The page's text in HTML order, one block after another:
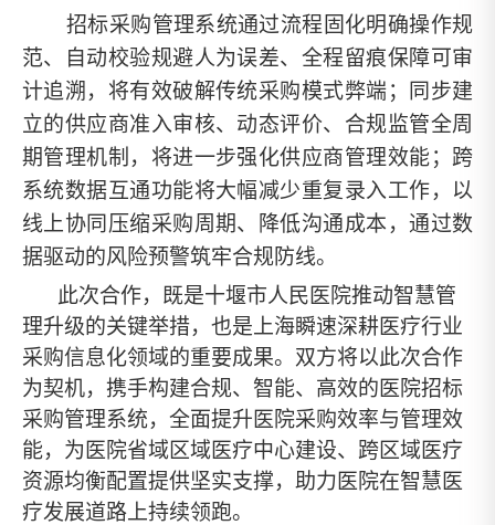
招标采购管理系统通过流程固化明确操作规
范、自动校验规避人为误差、全程留痕保障可审
计追溯，将有效破解传统采购模式弊端；同步建
立的供应商准入审核、动态评价、合规监管全周
期管理机制，将进一步强化供应商管理效能；跨
系统数据互通功能将大幅减少重复录入工作，以
线上协同压缩采购周期、降低沟通成本，通过数
据驱动的风险预警筑牢合规防线。
此次合作，既是十堰市人民医院推动智慧管
理升级的关键举措，也是上海瞬速深耕医疗行业
采购信息化领域的重要成果。双方将以此次合作
为契机，携手构建合规、智能、高效的医院招标
采购管理系统，全面提升医院采购效率与管理效
能，为医院省域区域医疗中心建设、跨区域医疗
资源均衡配置提供坚实支撑，助力医院在智慧医
疗发展道路上持续领跑。